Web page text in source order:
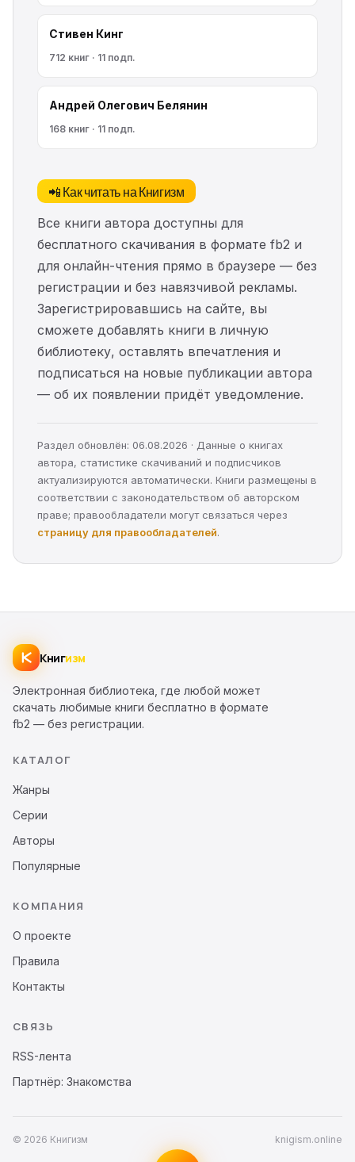
Стивен Кинг
712 книг · 11 подп.
Андрей Олегович Белянин
168 книг · 11 подп.
📲 Как читать на Книгизм
Все книги автора доступны для
бесплатного скачивания в формате fb2 и
для онлайн-чтения прямо в браузере — без
регистрации и без навязчивой рекламы.
Зарегистрировавшись на сайте, вы
сможете добавлять книги в личную
библиотеку, оставлять впечатления и
подписаться на новые публикации автора
— об их появлении придёт уведомление.
Раздел обновлён: 06.08.2026 · Данные о книгах
автора, статистике скачиваний и подписчиков
актуализируются автоматически. Книги размещены в
соответствии с законодательством об авторском
праве; правообладатели могут связаться через
страницу для правообладателей.
Книгизм
Электронная библиотека, где любой может
скачать любимые книги бесплатно в формате
fb2 — без регистрации.
КАТАЛОГ
Жанры
Серии
Авторы
Популярные
КОМПАНИЯ
О проекте
Правила
Контакты
СВЯЗЬ
RSS-лента
Партнёр: Знакомства
© 2026 Книгизм knigism.online